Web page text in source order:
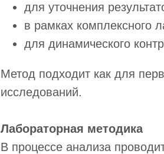
для уточнения
в рамках комплексного
для динамического
Метод подходит как для
исследований.
Лабораторная методика
В процессе анализа